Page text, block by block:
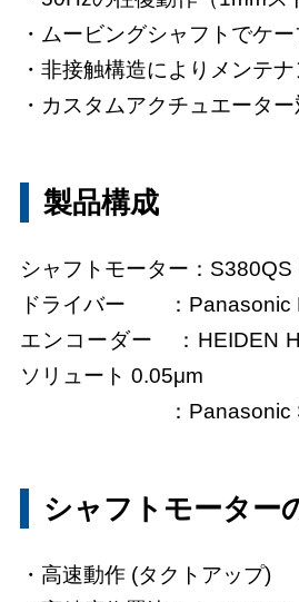
ムービングシャフトでケ
非接触構造によりメンテ
カスタムアクチュエータ
製品構成
シャフトモーター：
ドライバー ：Panasonic
エンコーダー ：HEIDEN
ソリュート 0.05μm
：Panasonic
シャフトモーター
高速動作 (タクトアップ)